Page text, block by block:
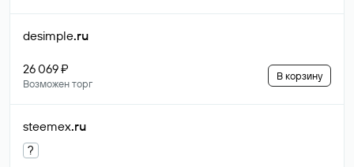
desimple.ru
26 069 ₽
Возможен торг
В корзину
steemex.ru
?